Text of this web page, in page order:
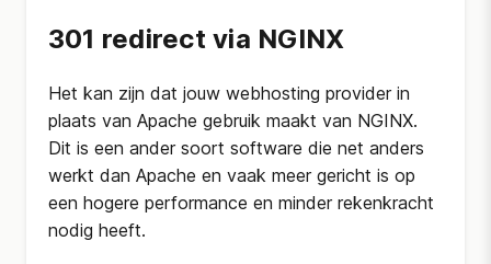
301 redirect via NGINX
Het kan zijn dat jouw webhosting provider in
plaats van Apache gebruik maakt van NGINX.
Dit is een ander soort software die net anders
werkt dan Apache en vaak meer gericht is op
een hogere performance en minder rekenkracht
nodig heeft.